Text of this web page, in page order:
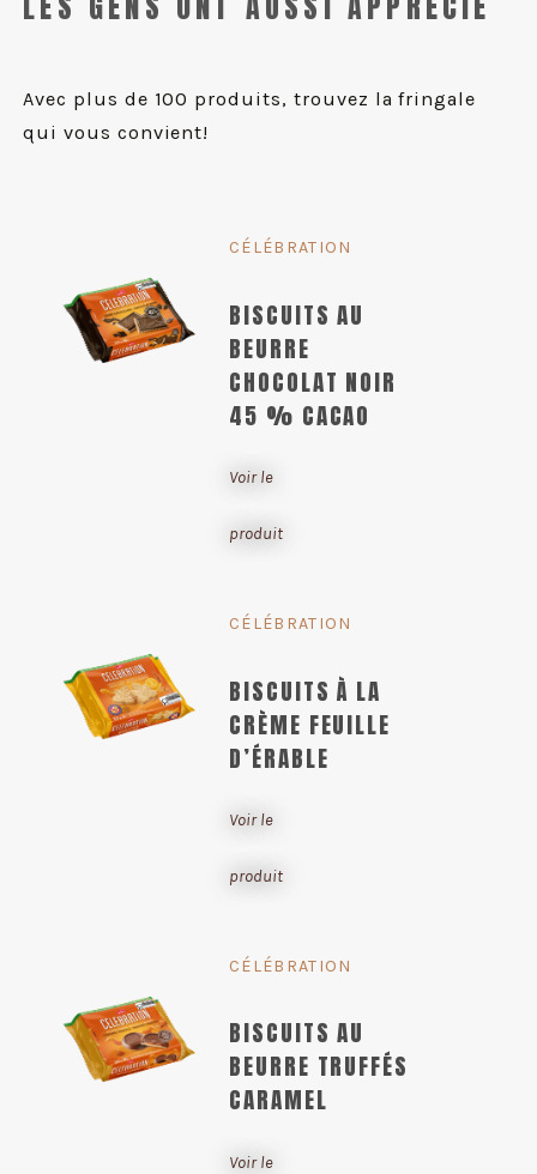
Avec plus de 100 produits, trouvez la fringale
qui vous convient!
CÉLÉBRATION
BISCUITS AU
BEURRE
CHOCOLAT NOIR
45 % CACAO
Voir le
produit
CÉLÉBRATION
BISCUITS À LA
CRÈME FEUILLE
D’ÉRABLE
Voir le
produit
CÉLÉBRATION
BISCUITS AU
BEURRE TRUFFÉS
CARAMEL
Voir le